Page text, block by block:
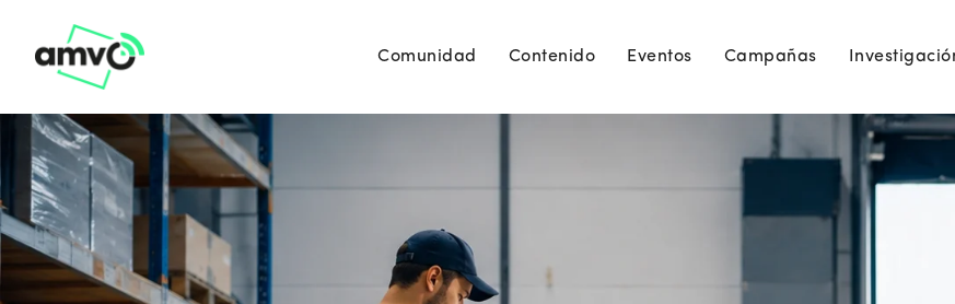
Comunidad Contenido Eventos Campañas